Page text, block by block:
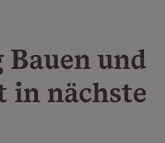
und
in nächste